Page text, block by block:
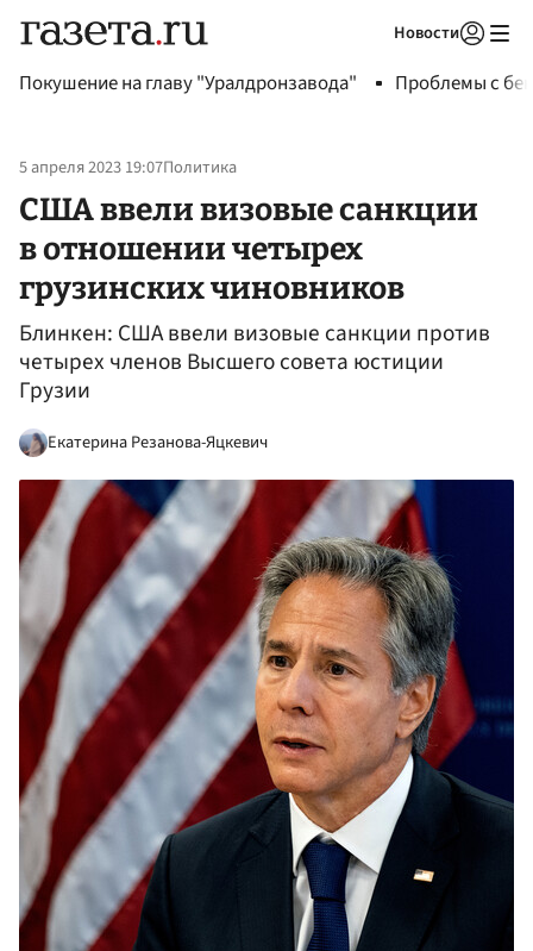
Новости
Покушение на главу "Уралдронзавода" Проблемы с
5 апреля 2023 19:07Политика
США ввели визовые санкции
в отношении четырех
грузинских чиновников
Блинкен: США ввели визовые санкции против
четырех членов Высшего совета юстиции
Грузии
Екатерина Резанова-Яцкевич